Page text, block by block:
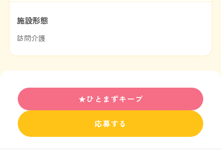
施設形態
訪問介護
★ひとまずキープ
応募する